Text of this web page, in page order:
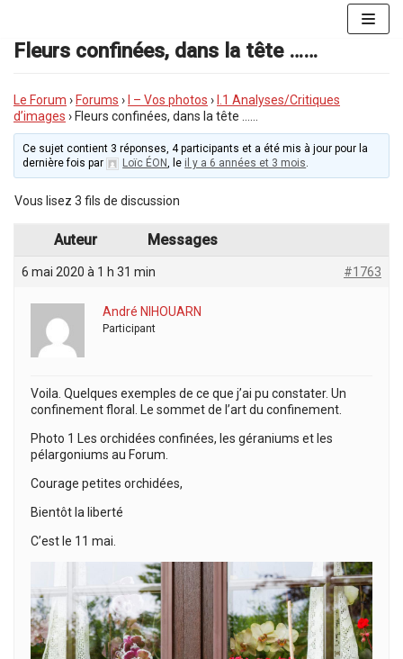
au
contenu
Fleurs confinées, dans la tête ……
Le Forum › Forums › I – Vos photos ›
I.1 Analyses/Critiques
d’images › Fleurs confinées, dans la tête ……
Ce sujet contient 3 réponses, 4 participants et a été mis à jour pour la
dernière fois par
Loïc ÉON, le il y a 6 années et 3 mois.
Vous lisez 3 fils de discussion
Auteur Messages
6 mai 2020 à 1 h 31 min #1763
André NIHOUARN
Participant
Voila. Quelques exemples de ce que j’ai pu constater. Un
confinement floral. Le sommet de l’art du confinement.
Photo 1 Les orchidées confinées, les géraniums et les
pélargoniums au Forum.
Courage petites orchidées,
Bientôt la liberté
C’est le 11 mai.